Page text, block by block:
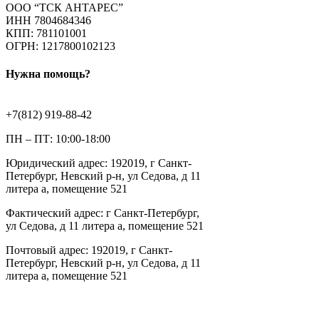
ООО “ТСК АНТАРЕС”
ИНН 7804684346
КПП: 781101001
ОГРН: 1217800102123
Нужна помощь?
+7(812) 919-88-42
ПН – ПТ: 10:00-18:00
Юридический адрес: 192019, г Санкт-
Петербург, Невский р-н, ул Седова, д 11
литера а, помещение 521
Фактический адрес: г Санкт-Петербург,
ул Седова, д 11 литера а, помещение 521
Почтовый адрес: 192019, г Санкт-
Петербург, Невский р-н, ул Седова, д 11
литера а, помещение 521